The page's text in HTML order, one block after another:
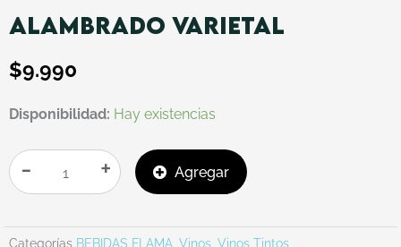
ALAMBRADO VARIETAL
$9.990
Disponibilidad: Hay existencias
-
ALAMBRADO
+ Agregar
Categorías BEBIDAS FLAMA, Vinos, Vinos Tintos